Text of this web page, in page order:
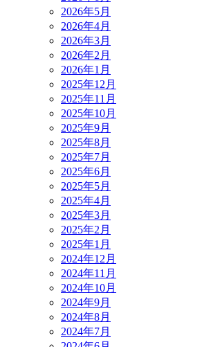
2026年5月
2026年4月
2026年3月
2026年2月
2026年1月
2025年12月
2025年11月
2025年10月
2025年9月
2025年8月
2025年7月
2025年6月
2025年5月
2025年4月
2025年3月
2025年2月
2025年1月
2024年12月
2024年11月
2024年10月
2024年9月
2024年8月
2024年7月